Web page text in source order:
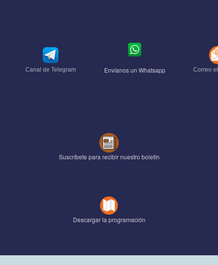
Canal de Telegram Envíanos un Whatsapp Correo
Suscríbete para recibir nuestro boletín
Descargar la programación